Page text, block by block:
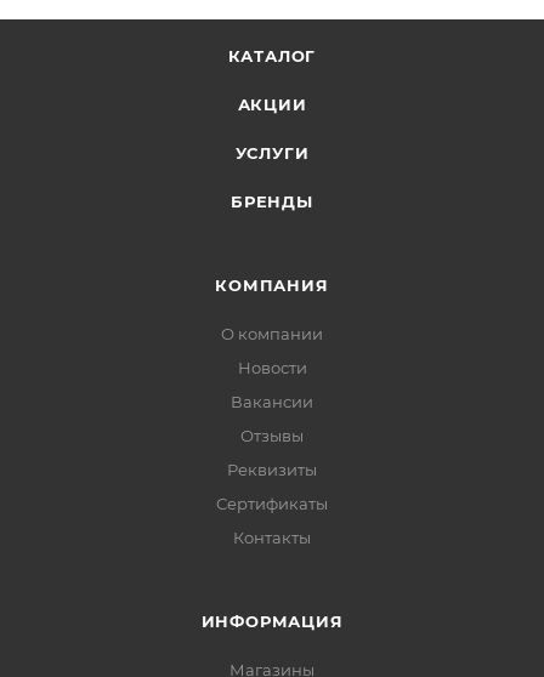
КАТАЛОГ
АКЦИИ
УСЛУГИ
БРЕНДЫ
КОМПАНИЯ
О компании
Новости
Вакансии
Отзывы
Реквизиты
Сертификаты
Контакты
ИНФОРМАЦИЯ
Магазины